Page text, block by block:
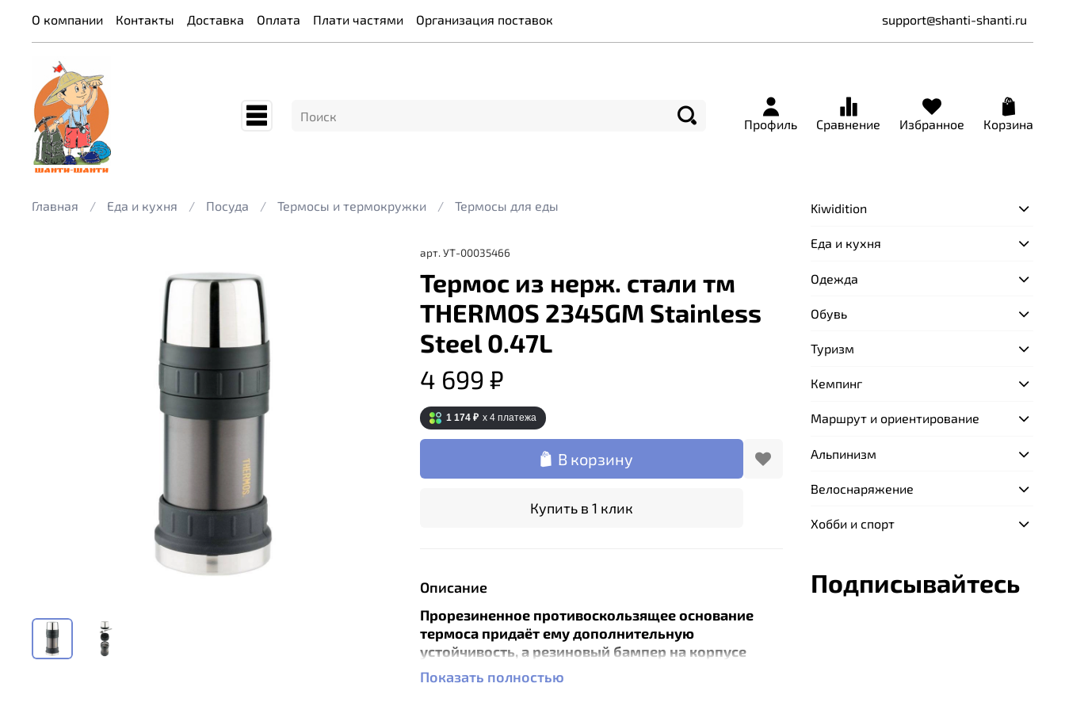
О компании Контакты Доставка Оплата Плати частями Организация поставок support@shanti-shanti.ru
Профиль Сравнение Избранное Корзина
Главная Еда и кухня Посуда Термосы и термокружки Термосы для еды
арт. УТ-00035466
Термос из нерж. стали тм
THERMOS 2345GM Stainless
Steel 0.47L
4 699 ₽
1 174 ₽ x 4 платежа
В корзину
Купить в 1 клик
Описание
Прорезиненное противоскользящее основание
термоса придаёт ему дополнительную
устойчивость, а резиновый бампер на корпусе
защищает термос от износа. Модель отличается
строгой классической формой, оригинальным
Показать полностью
Kiwidition
Еда и кухня
Одежда
Обувь
Туризм
Кемпинг
Маршрут и ориентирование
Альпинизм
Велоснаряжение
Хобби и спорт
Подписывайтесь